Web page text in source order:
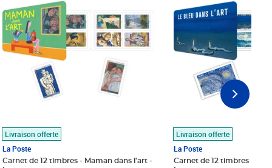
Livraison offerte
La Poste
Carnet de 12 timbres - Maman dans l'art -
Livraison offerte
La Poste
Carnet de 12 timbres - Le